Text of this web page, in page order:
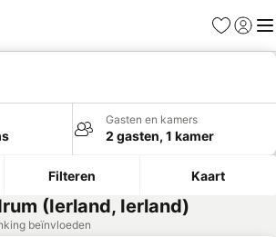
Favorieten
Gasten en kamers
2 gasten, 1 kamer
Filteren Kaart
(Ierland, Ierland)
beïnvloeden